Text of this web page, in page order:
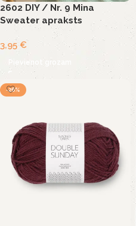
2602 DIY / Nr. 9 Mina
Sweater apraksts
3,95€
Pievienot grozam
-26%